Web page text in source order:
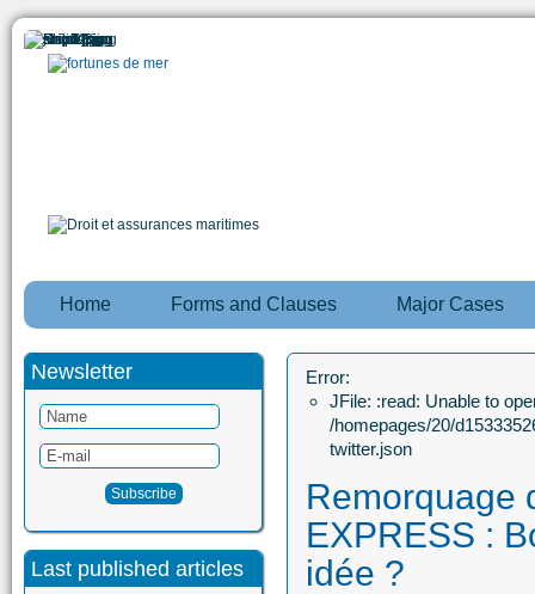
Home Forms and Clauses Major Cases
Newsletter
Last published articles
Error:
JFile: :read: Unable to
/homepages/20/
twitter.json
Remorquage
EXPRESS :
idée ?